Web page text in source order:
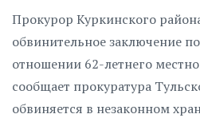
Прокурор Куркинского
обвинительное заключение
отношении 62-летнего
сообщает прокуратура
обвиняется в незаконном